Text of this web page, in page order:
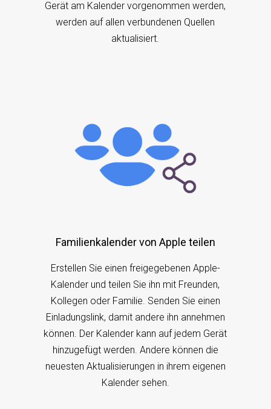
Gerät am Kalender vorgenommen werden,
werden auf allen verbundenen Quellen
aktualisiert.
Familienkalender von Apple teilen
Erstellen Sie einen freigegebenen Apple-
Kalender und teilen Sie ihn mit Freunden,
Kollegen oder Familie. Senden Sie einen
Einladungslink, damit andere ihn annehmen
können. Der Kalender kann auf jedem Gerät
hinzugefügt werden. Andere können die
neuesten Aktualisierungen in ihrem eigenen
Kalender sehen.